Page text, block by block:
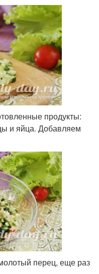
продукты:
и яйца. Добавляем
перец, еще раз